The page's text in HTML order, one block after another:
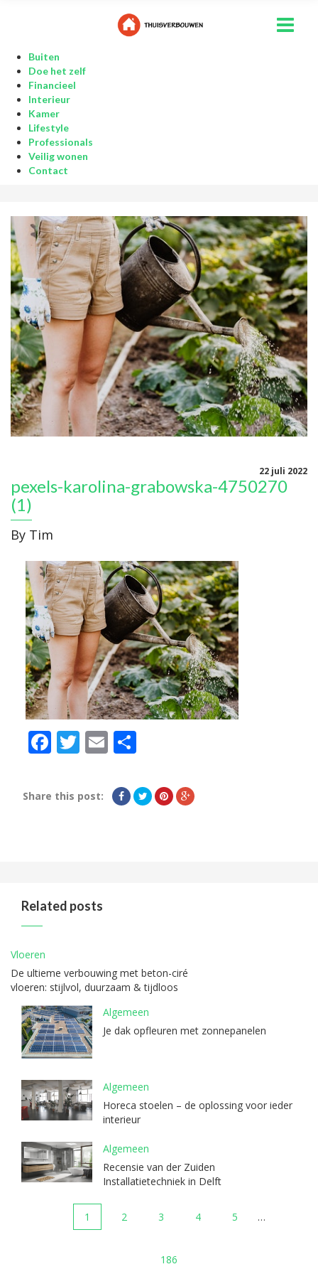
Buiten
Doe het zelf
Financieel
Interieur
Kamer
Lifestyle
Professionals
Veilig wonen
Contact
22 juli 2022
pexels-karolina-grabowska-4750270
(1)
By Tim
Facebook
Twitter
EmailDelen
Share this post:
Related posts
Vloeren
De ultieme verbouwing met beton-ciré
vloeren: stijlvol, duurzaam & tijdloos
Algemeen
Je dak opfleuren met zonnepanelen
Algemeen
Horeca stoelen – de oplossing voor ieder
interieur
Algemeen
Recensie van der Zuiden
Installatietechniek in Delft
1 2 3 4 5 …
186